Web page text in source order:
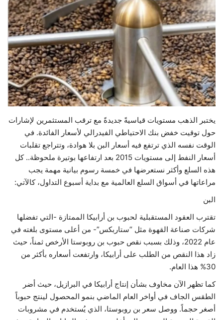
علوم وتكنولوجيا
رياضة
فيديو
حياة
يختبر الذهب مستويات قياسيةً جديدةً مع ترقب المستثمرين لإشارات
حول توقيت خفض بنك الاحتياطي الفيدرالي لأسعار الفائدة. في
الوقت نفسه الذي ترتفع فيه أسعار البن بلا هوادة، وتتراجع تقلبات
أسعار النفط إلى مستويات 2015 بعد ارتفاعها بوتيرة ملحوظة.. كل
هذه السلع وأكثر نستعرضها في خمسة رسوم بيانية مهمة يجب
مراعاتها في أسواق السلع العالمية مع بداية أسبوع التداول، كالآتي:
البن
تقترب العقود المستقبلية لحبوب بن أرابيكا الممتازة -التي تفضلها
شركات صناعة القهوة مثل “ستاربكس”- من أعلى مستوى بلغته في
عام 2022، وذلك بسبب نقص حبوب بن روبوستا الأرخص ثمناً، حيث
زاد هذا النقص من الطلب على أرابيكا، وارتفعت أسعاره بأكثر من
30% هذا العام.
كما تظهر الآن مخاوف بشأن إنتاج أرابيكا في البرازيل، حيث أضر
الطقس الجاف في أواخر العام الماضي بنمو المحصول لينتج حبوباً
أصغر حجماً. ووصل سعر بن روبوستا، الذي يُستخدم في مشروبات